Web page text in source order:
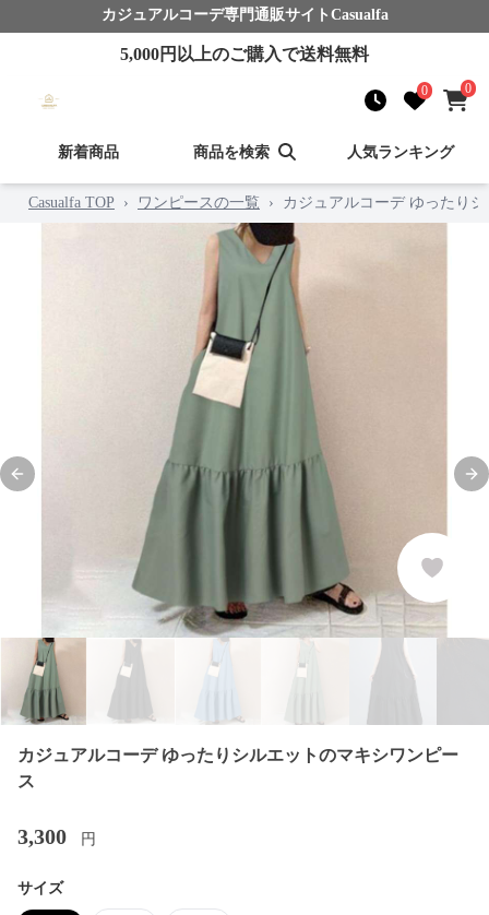
カジュアルコーデ専門通販サイト Casualfa
5,000円以上のご購入で送料無料
0 0
新着商品 商品を検索 人気ランキング
Casualfa TOP › ワンピースの一覧 › カジュアルコーデ ゆったり
Previous slide
カジュアルコーデ ゆったりシルエットのマキシワンピー
ス
3,300 円
サイズ